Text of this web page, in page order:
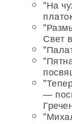
"На
Свет
—